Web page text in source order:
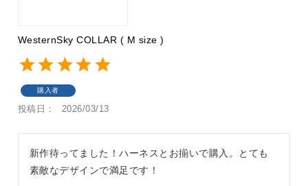
WesternSky COLLAR ( M size )
購入者
投稿日 2026/03/13
新作待ってました！ハーネスとお揃いで購入。とても
素敵なデザインで満足です！